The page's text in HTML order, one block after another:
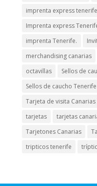
imprenta express tenerife
Imprenta express
imprenta Tenerife.
merchandising canarias
octavillas
Sellos de
Sellos de caucho Tenerife
Tarjeta de visita Canarias
tarjetas
tarjetas
Tarjetones Canarias
tripticos tenerife